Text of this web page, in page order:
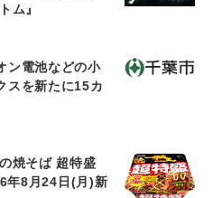
ム』
ン電池などの小
スを新たに15カ
焼そば 超特盛
年8月24日(月)新